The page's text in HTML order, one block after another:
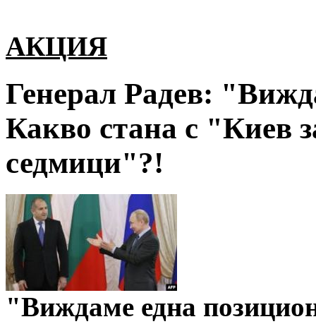
АКЦИЯ
Генерал Радев:
Какво стана с "Киев
седмици"?!
"Виждаме една